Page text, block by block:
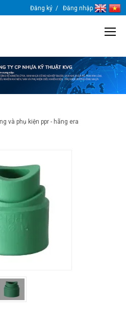
Đăng ký Đăng nhập
và phụ kiện ppr - hãng era